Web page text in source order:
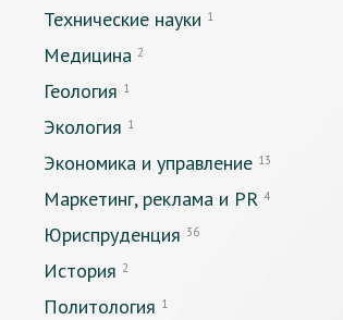
Технические науки 1
Медицина 2
Геология 1
Экология 1
Экономика и управление 13
Маркетинг, реклама и PR 4
Юриспруденция 36
История 2
Политология 1